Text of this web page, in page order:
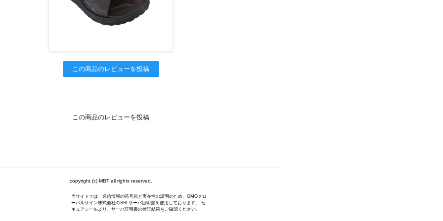
この商品のレビューを投稿
この商品のレビューを投稿
copyright (c) MBT all rights reserved.
当サイトでは、通信情報の暗号化と実在性の証明のため、GMOグロ
ーバルサイン株式会社のSSLサーバ証明書を使用しております。 セ
キュアシールより、サーバ証明書の検証結果をご確認ください。